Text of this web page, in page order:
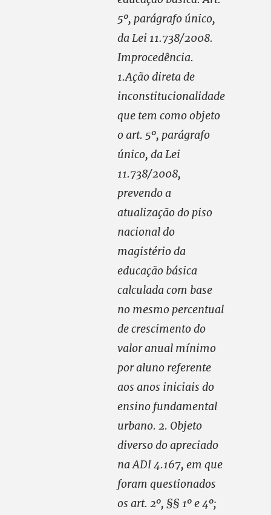
5º, parágrafo único,
da Lei 11.738/2008.
Improcedência.
1.Ação direta de
inconstitucionalidade
que tem como objeto
o art. 5º, parágrafo
único, da Lei
11.738/2008,
prevendo a
atualização do piso
nacional do
magistério da
educação básica
calculada com base
no mesmo percentual
de crescimento do
valor anual mínimo
por aluno referente
aos anos iniciais do
ensino fundamental
urbano. 2. Objeto
diverso do apreciado
na ADI 4.167, em que
foram questionados
os art. 2º, §§ 1º e 4º;